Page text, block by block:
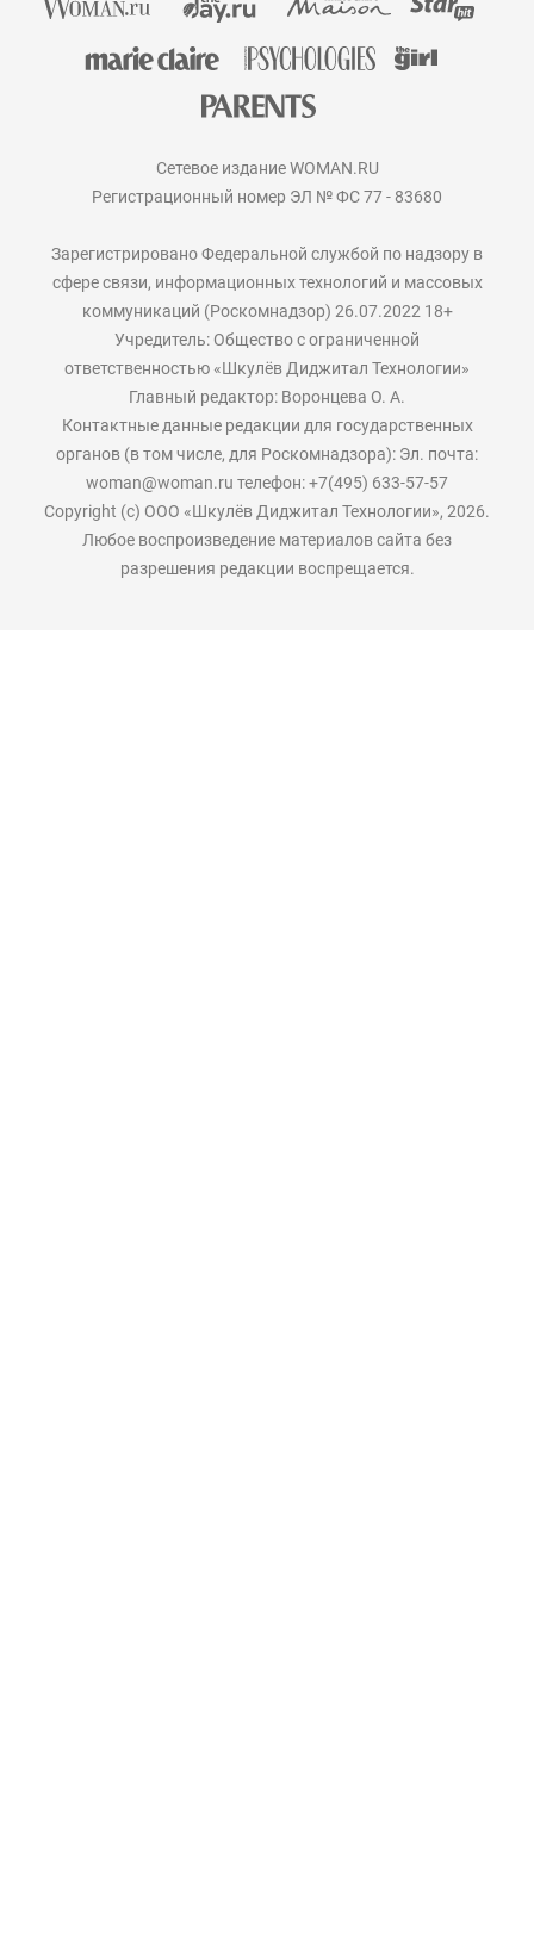
Сетевое издание WOMAN.RU
Регистрационный номер ЭЛ № ФС 77 - 83680
Зарегистрировано Федеральной службой по надзору в
сфере связи, информационных технологий и массовых
коммуникаций (Роскомнадзор) 26.07.2022 18+
Учредитель: Общество с ограниченной
ответственностью «Шкулёв Диджитал Технологии»
Главный редактор: Воронцева О. А.
Контактные данные редакции для государственных
органов (в том числе, для Роскомнадзора): Эл. почта:
woman@woman.ru телефон: +7(495) 633-57-57
Copyright (с) ООО «Шкулёв Диджитал Технологии», 2026.
Любое воспроизведение материалов сайта без
разрешения редакции воспрещается.